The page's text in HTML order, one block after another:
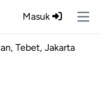
Masuk
Tebet, Jakarta